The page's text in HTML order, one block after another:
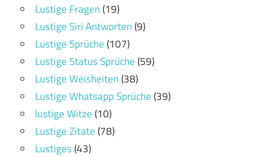
Lustige Fragen(19)
Lustige Siri Antworten(9)
Lustige Sprüche(107)
Lustige Status Sprüche(59)
Lustige Weisheiten(38)
Lustige Whatsapp Sprüche(39)
lustige Witze(10)
Lustige Zitate(78)
Lustiges(43)